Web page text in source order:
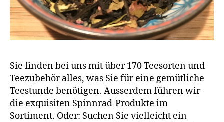
Sie finden bei uns mit über 170 Teesorten und
Teezubehör alles, was Sie für eine gemütliche
Teestunde benötigen. Ausserdem führen wir
die exquisiten Spinnrad-Produkte im
Sortiment. Oder: Suchen Sie vielleicht ein